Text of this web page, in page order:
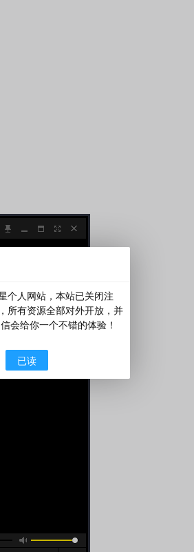
个人网站，本站已关闭注
所有资源全部对外开放，并
会给你一个不错的体验！
已读